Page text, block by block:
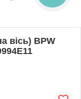
вiсь) BPW